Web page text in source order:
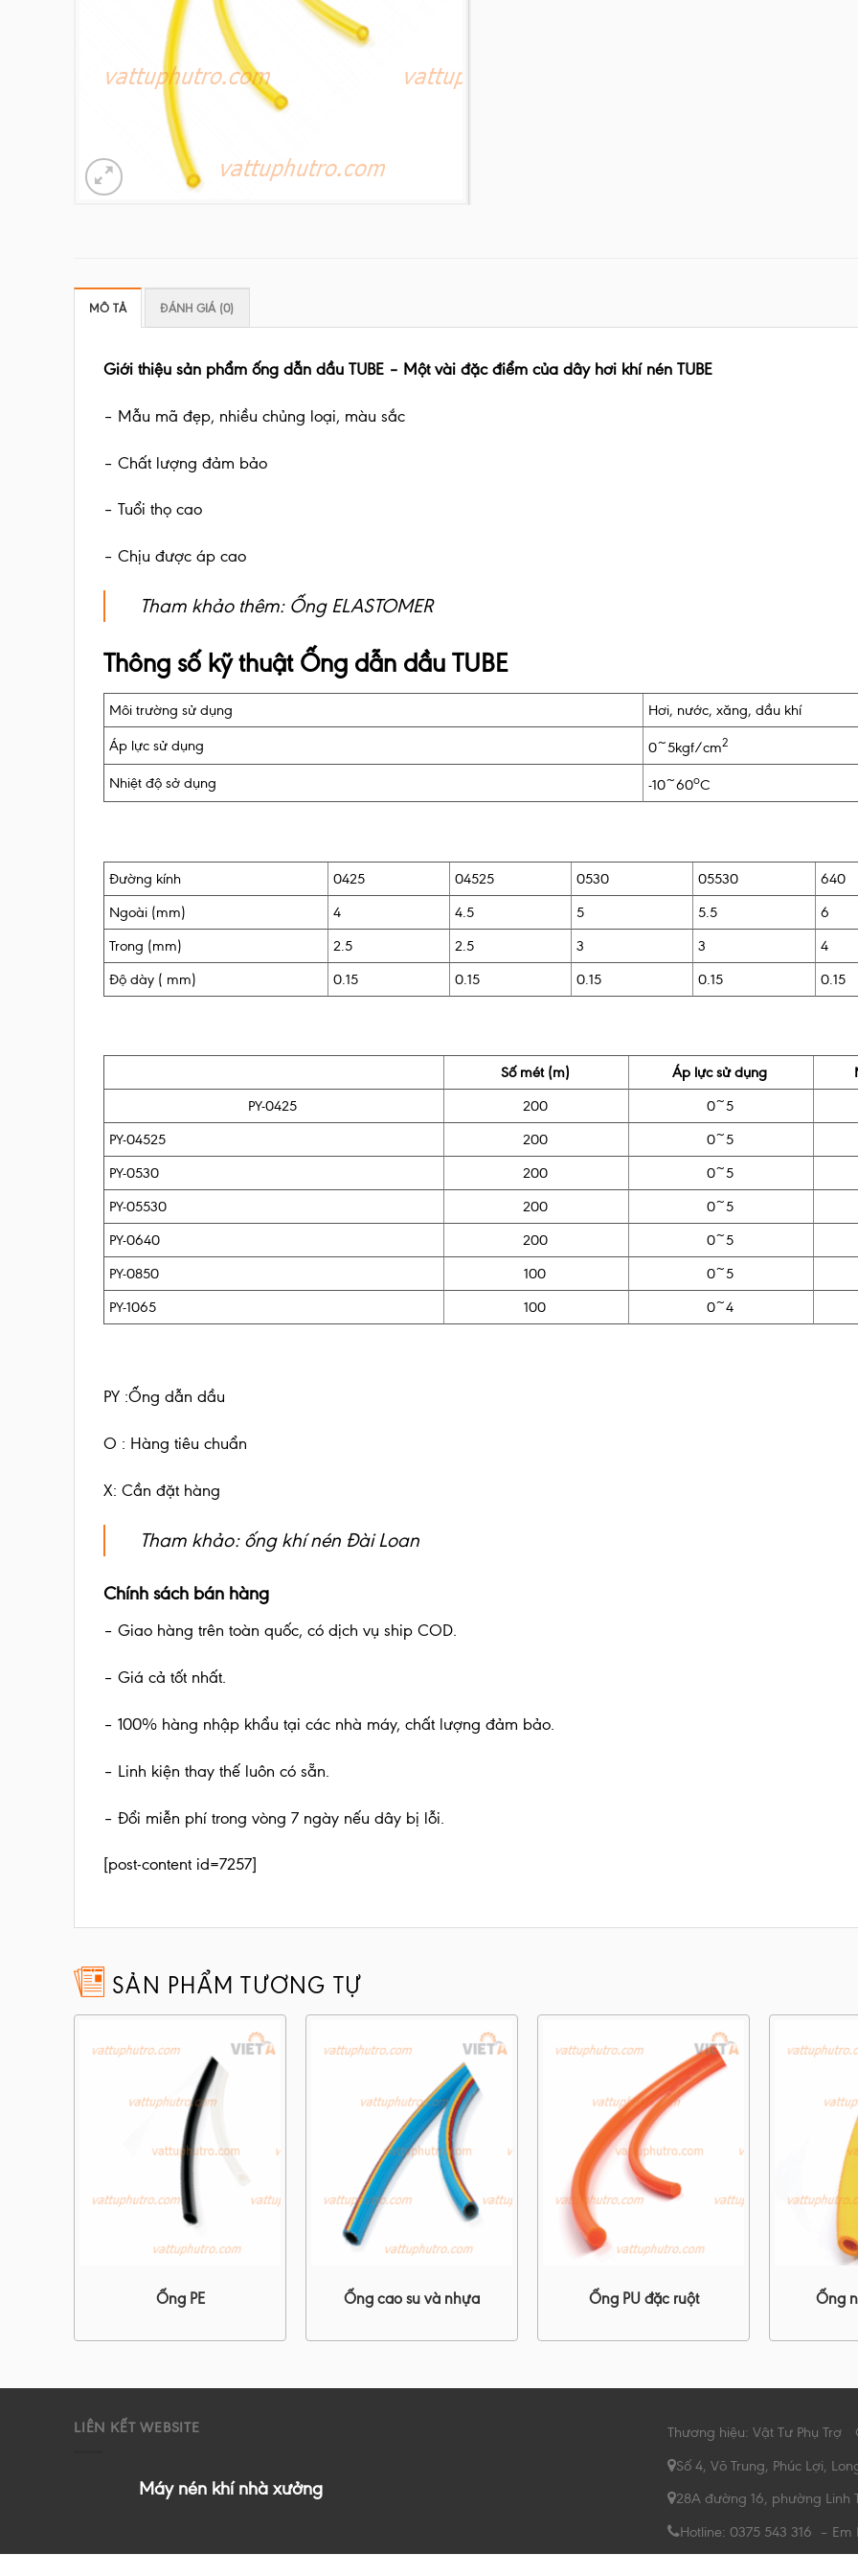
MÔ TẢ ĐÁNH GIÁ (0)
Giới thiệu sản phẩm ống dẫn dầu TUBE – Một vài đặc điểm của dây hơi khí nén TUBE
– Mẫu mã đẹp, nhiều chủng loại, màu sắc
– Chất lượng đảm bảo
– Tuổi thọ cao
– Chịu được áp cao
Tham khảo thêm: Ống ELASTOMER
Thông số kỹ thuật Ống dẫn dầu TUBE
Môi trường sử dụng Hơi, nước, xăng, dầu khí
Áp lực sử dụng 0~5kgf/cm2
Nhiệt độ sở dụng -10~60oC
Đường kính 0425 04525 0530 05530
640
Ngoài (mm)
4 4.5 5 5.5
6
Trong (mm)
2.5 2.5 3 3
4
Độ dày ( mm)
0.15 0.15 0.15 0.15 0.15
Số mét (m) Áp lực sử dụng
PY-0425
200
0~5
PY-04525
200
0~5
PY-0530
200
0~5
PY-05530
200
0~5
PY-0640
200
0~5
PY-0850
100
0~5
PY-1065
100 0~4
PY :Ống dẫn dầu
O : Hàng tiêu chuẩn
X: Cần đặt hàng
Tham khảo: ống khí nén Đài Loan
Chính sách bán hàng
– Giao hàng trên toàn quốc, có dịch vụ ship COD.
– Giá cả tốt nhất.
– 100% hàng nhập khẩu tại các nhà máy, chất lượng đảm bảo.
– Linh kiện thay thế luôn có sẵn.
– Đổi miễn phí trong vòng 7 ngày nếu dây bị lỗi.
[post-content id=7257]
SẢN PHẨM TƯƠNG TỰ
Ống PE Ống cao su và nhựa Ống PU đặc ruột Ống
LIÊN KẾT WEBSITE
Máy nén khí nhà xưởng
Thương hiệu: Vật Tư Phụ Trợ
Số 4, Võ Trung, Phúc Lợi,
28A đường 16, phường Linh
Hotline: 0375 543 316 – Em